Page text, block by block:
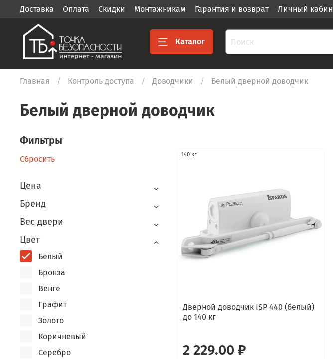
Доставка Оплата Скидки Монтажникам Гарантия и возврат Личный
Каталог
Главная Контроль доступа Доводчики Белый дверной доводчик
Белый дверной доводчик
140 кг
Дверной доводчик ISP 440 (белый)
до 140 кг
2 229.00 ₽
Фильтры
Сбросить
Цена
Бренд
Вес двери
Цвет
Белый
Бронза
Венге
Графит
Золото
Коричневый
Серебро